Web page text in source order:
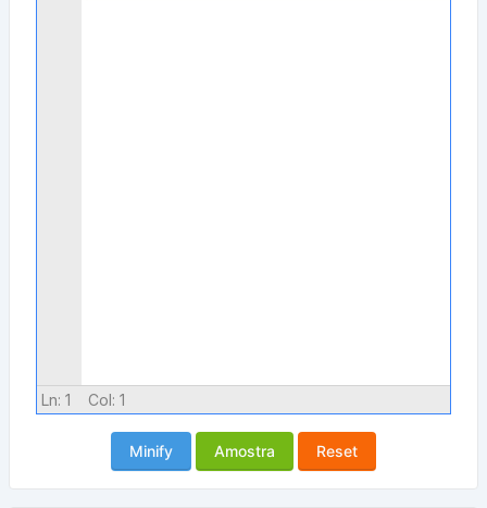
Ln: 1 Col: 1
Minify Amostra Reset